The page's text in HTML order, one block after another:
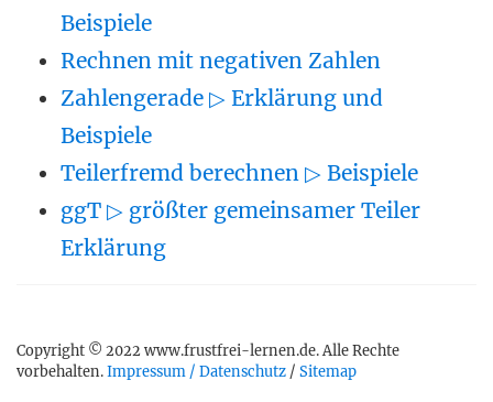
Beispiele
Rechnen mit negativen Zahlen
Zahlengerade ▷ Erklärung und
Beispiele
Teilerfremd berechnen ▷ Beispiele
ggT ▷ größter gemeinsamer Teiler
Erklärung
Copyright © 2022 www.frustfrei-lernen.de. Alle Rechte
vorbehalten.Impressum / Datenschutz / Sitemap